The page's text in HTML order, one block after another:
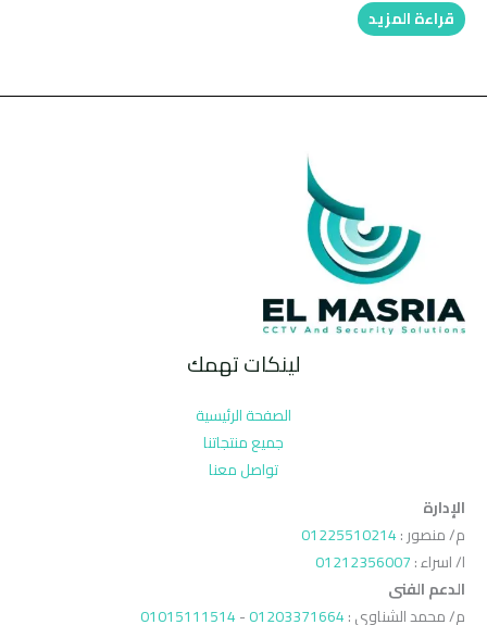
قراءة المزيد
لينكات تهمك
الصفحة الرئيسية
جميع منتجاتنا
تواصل معنا
الإدارة
م/ منصور :01225510214
ا/ اسراء :01212356007
الدعم الفنى
م/ محمد الشناوي :01203371664
-
01015111514